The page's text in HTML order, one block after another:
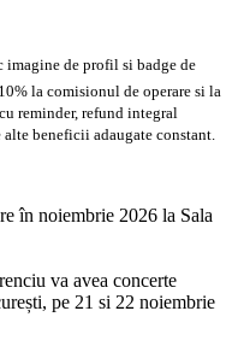
imagine de profil si badge de
la comisionul de operare si la
reminder, refund integral
beneficii adaugate constant.
în noiembrie 2026 la Sala
va avea concerte
pe 21 si 22 noiembrie